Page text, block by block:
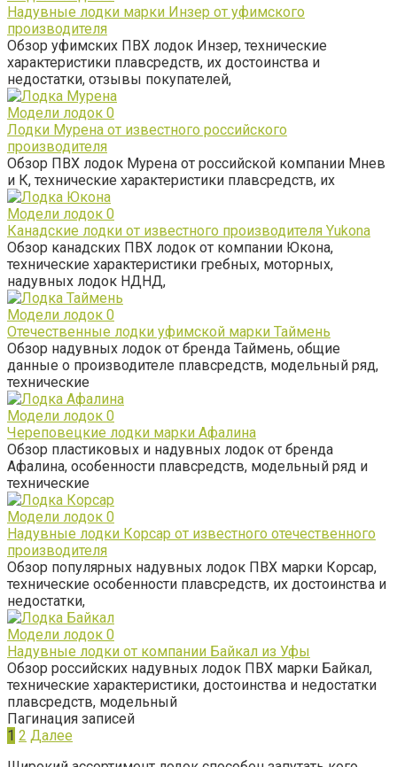
Надувные лодки марки Инзер от уфимского
производителя
Обзор уфимских ПВХ лодок Инзер, технические
характеристики плавсредств, их достоинства и
недостатки, отзывы покупателей,
Модели лодок 0
Лодки Мурена от известного российского
производителя
Обзор ПВХ лодок Мурена от российской компании Мнев
и К, технические характеристики плавсредств, их
Модели лодок 0
Канадские лодки от известного производителя Yukona
Обзор канадских ПВХ лодок от компании Юкона,
технические характеристики гребных, моторных,
надувных лодок НДНД,
Модели лодок 0
Отечественные лодки уфимской марки Таймень
Обзор надувных лодок от бренда Таймень, общие
данные о производителе плавсредств, модельный ряд,
технические
Модели лодок 0
Череповецкие лодки марки Афалина
Обзор пластиковых и надувных лодок от бренда
Афалина, особенности плавсредств, модельный ряд и
технические
Модели лодок 0
Надувные лодки Корсар от известного отечественного
производителя
Обзор популярных надувных лодок ПВХ марки Корсар,
технические особенности плавсредств, их достоинства и
недостатки,
Модели лодок 0
Надувные лодки от компании Байкал из Уфы
Обзор российских надувных лодок ПВХ марки Байкал,
технические характеристики, достоинства и недостатки
плавсредств, модельный
Пагинация записей
1 2 Далее